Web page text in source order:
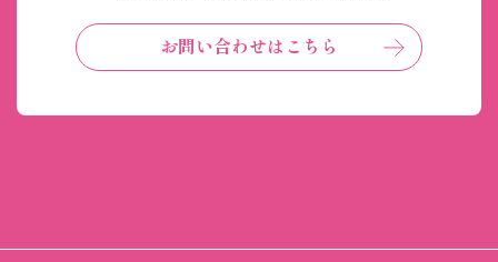
お問い合わせはこちら